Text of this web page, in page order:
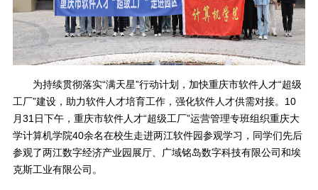
为持续贯彻落实“满天星”行动计划，加快重庆市软件人才“超级
工厂”建设，助力软件人才培育工作，强化软件人才供需对接。10
月31日下午，重庆市软件人才“超级工厂”运营管理专班组织重庆大
学计算机学院40余名在校生走进两江软件园参观学习，同学们先后
参观了两江数字经济产业园展厅、广域铭岛数字科技有限公司和埃
克斯工业有限公司。